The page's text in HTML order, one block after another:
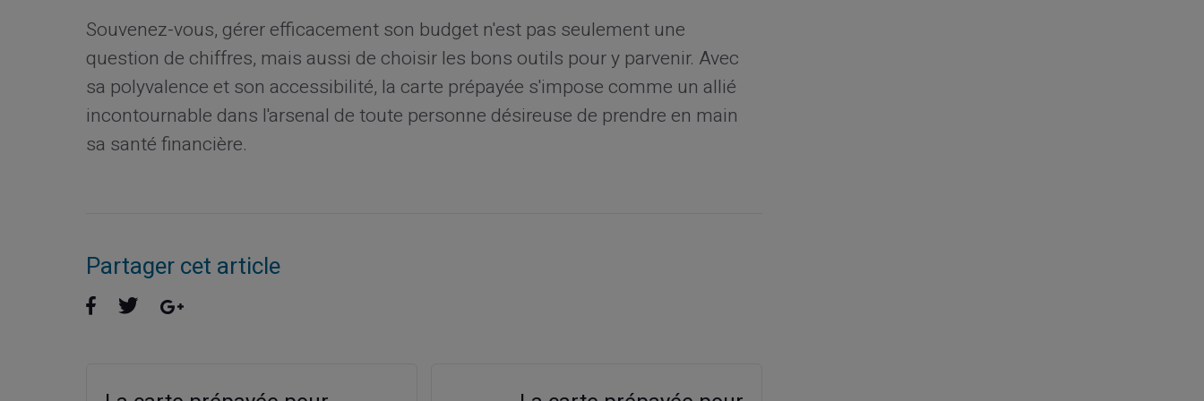
Souvenez-vous, gérer efficacement son budget n'est pas seulement une
question de chiffres, mais aussi de choisir les bons outils pour y parvenir. Avec
sa polyvalence et son accessibilité, la carte prépayée s'impose comme un allié
incontournable dans l'arsenal de toute personne désireuse de prendre en main
sa santé financière.
Partager cet article